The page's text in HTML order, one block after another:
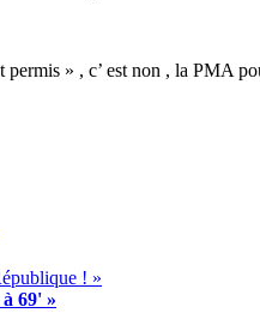
» , c’ est non , la PMA
! »
69' »